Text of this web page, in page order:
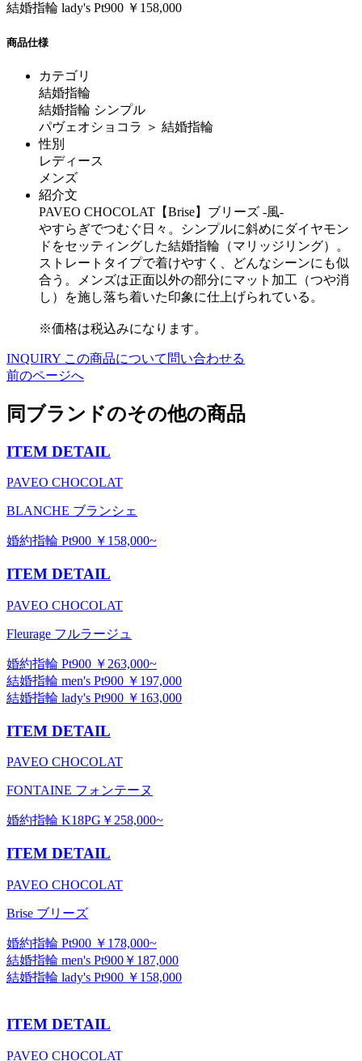
結婚指輪 lady's Pt900 ￥158,000
商品仕様
カテゴリ
結婚指輪
結婚指輪 シンプル
パヴェオショコラ ＞ 結婚指輪
性別
レディース
メンズ
紹介文
PAVEO CHOCOLAT【Brise】ブリーズ -風-
やすらぎでつむぐ日々。シンプルに斜めにダイヤモン
ドをセッティングした結婚指輪（マリッジリング）。
ストレートタイプで着けやすく、どんなシーンにも似
合う。メンズは正面以外の部分にマット加工（つや消
し）を施し落ち着いた印象に仕上げられている。
※価格は税込みになります。
INQUIRY この商品について問い合わせる
前のページへ
同ブランドのその他の商品
ITEM DETAIL
PAVEO CHOCOLAT
BLANCHE ブランシェ
婚約指輪 Pt900 ￥158,000~
ITEM DETAIL
PAVEO CHOCOLAT
Fleurage フルラージュ
婚約指輪 Pt900 ￥263,000~
結婚指輪 men's Pt900 ￥197,000
結婚指輪 lady's Pt900 ￥163,000
ITEM DETAIL
PAVEO CHOCOLAT
FONTAINE フォンテーヌ
婚約指輪 K18PG￥258,000~
ITEM DETAIL
PAVEO CHOCOLAT
Brise ブリーズ
婚約指輪 Pt900 ￥178,000~
結婚指輪 men's Pt900￥187,000
結婚指輪 lady's Pt900 ￥158,000
ITEM DETAIL
PAVEO CHOCOLAT